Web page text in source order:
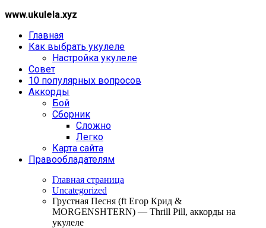
www.ukulela.xyz
Главная
Как выбрать укулеле
Настройка укулеле
Совет
10 популярных вопросов
Аккорды
Бой
Сборник
Сложно
Легко
Карта сайта
Правообладателям
Главная страница
Uncategorized
Грустная Песня (ft Егор Крид &
MORGENSHTERN) — Thrill Pill, аккорды на
укулеле